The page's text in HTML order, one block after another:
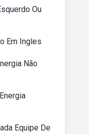
Ou
Em Ingles
Não
Equipe De